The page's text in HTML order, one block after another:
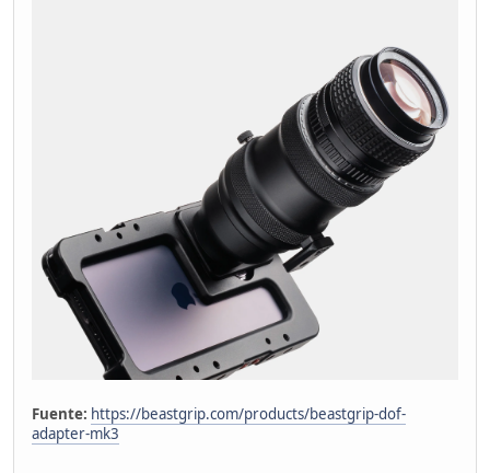
Fuente: https://beastgrip.com/products/beastgrip-dof-
adapter-mk3